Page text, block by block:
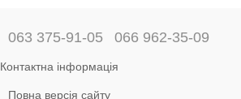
063 375-91-05 066 962-35-09
Контактна інформація
Повна версія сайту